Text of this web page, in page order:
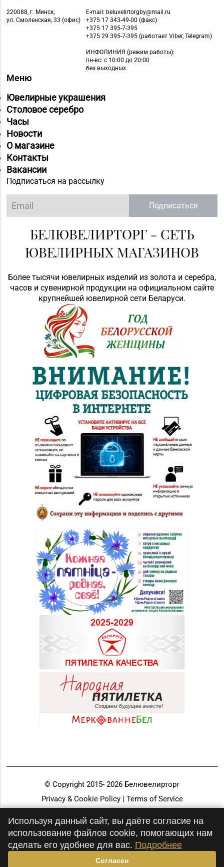
220088, г. Минск,
ул. Смоленская, 33 (офис)
E-mail: beluvelirtorgby@mail.ru
+375 17 343-49-00 (факс)
+375 17 395-7-395
+375 29 395-7-395 (работает Viber, Telegram)
ИНФОЛИНИЯ (режим работы):
пн-вс: с 10:00 до 20:00
без выходных
Меню
Ювелирные украшения
Столовое серебро
Часы
Новости
О магазине
Контакты
Вакансии
Подписаться на рассылку
Подписаться
БЕЛЮВЕЛИРТОРГ - СЕТЬ
ЮВЕЛИРНЫХ МАГАЗИНОВ
Более тысячи ювелирных изделий из золота и серебра,
часов и сувенирной продукции на официальном сайте
крупнейшей ювелирной сети Беларуси.
© Copyright 2015- 2026 Белювелирторг
Privacy & Cookie Policy | Terms of Service
Используя данный сайт, вы даёте согласие на
использование файлов cookie, помогающих нам
сделать его удобнее для вас. Подробнее
Согласен